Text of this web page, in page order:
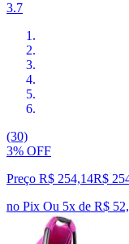
3.7
(30)
3% OFF
Preço R$ 254,14R$
no Pix Ou 5x de R$